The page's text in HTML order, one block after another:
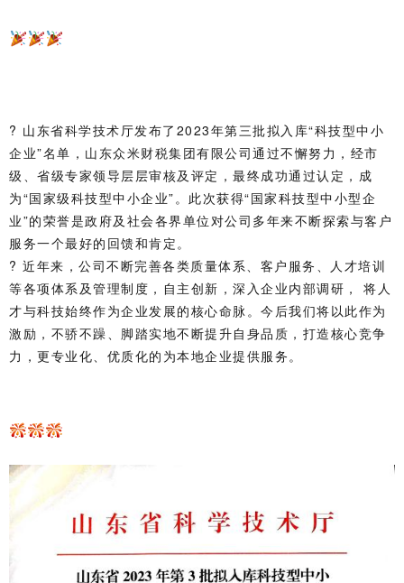
? 山东省科学技术厅发布了2023年第三批拟入库“科技型中小
企业”名单， 山东众米财税集团有限公司通过不懈努力，经市
级、省级专家领导层层审核及评定，最终成功通过认定，成
为“国家级科技型中小企业”。 此次获得“国家科技型中小型企
业”的荣誉是政府及社会各界单位对公司多年来不断探索与客户
服务一个最好的回馈和肯定。
? 近年来，公司不断完善各类质量体系、客户服务、人才培训
等各项体系及管理制度，自主创新，深入企业内部调研， 将人
才与科技始终作为企业发展的核心命脉。 今后我们将以此作为
激励，不骄不躁、脚踏实地不断提升自身品质，打造核心竞争
力，更专业化、优质化的为本地企业提供服务。